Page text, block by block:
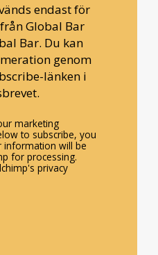
endast för
Global Bar
Bar. Du kan
genom
länken i
marketing
to subscribe, you
information will be
for processing.
privacy